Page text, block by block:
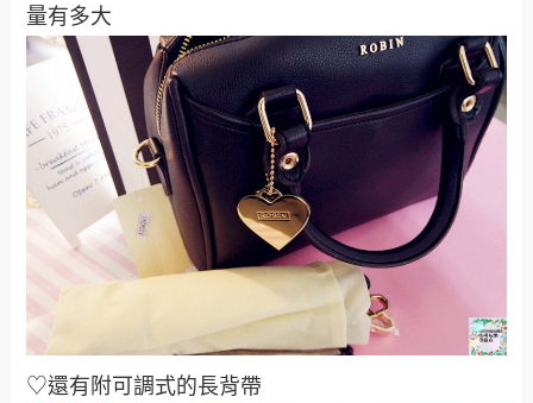
量有多大
♡還有附可調式的長背帶